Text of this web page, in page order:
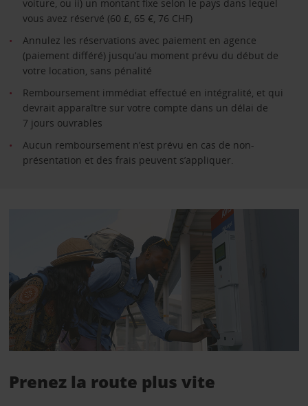
voiture, ou ii) un montant fixe selon le pays dans lequel
vous avez réservé (60 £, 65 €, 76 CHF)
Annulez les réservations avec paiement en agence
(paiement différé) jusqu’au moment prévu du début de
votre location, sans pénalité
Remboursement immédiat effectué en intégralité, et qui
devrait apparaître sur votre compte dans un délai de
7 jours ouvrables
Aucun remboursement n’est prévu en cas de non-
présentation et des frais peuvent s’appliquer.
Prenez la route plus vite